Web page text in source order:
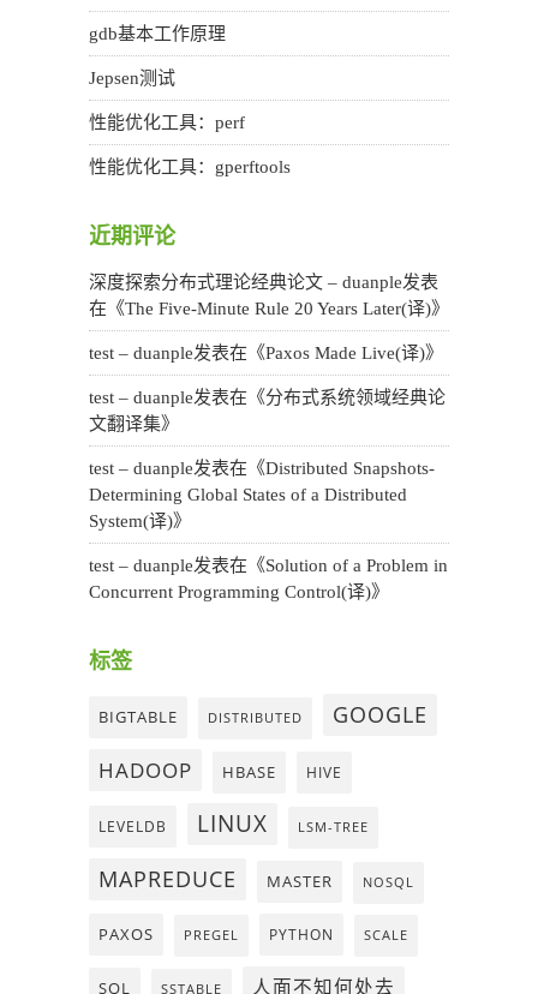
gdb基本工作原理
Jepsen测试
性能优化工具：perf
性能优化工具：gperftools
近期评论
深度探索分布式理论经典论文 – duanple发表
在《The Five-Minute Rule 20 Years Later(译)》
test – duanple发表在《Paxos Made Live(译)》
test – duanple发表在《分布式系统领域经典论
文翻译集》
test – duanple发表在《Distributed Snapshots-
Determining Global States of a Distributed
System(译)》
test – duanple发表在《Solution of a Problem in
Concurrent Programming Control(译)》
标签
BIGTABLE DISTRIBUTED GOOGLE
HADOOP HBASE HIVE
LEVELDB LINUX LSM-TREE
MAPREDUCE MASTER NOSQL
PAXOS PREGEL PYTHON SCALE
SQL SSTABLE 人面不知何处去